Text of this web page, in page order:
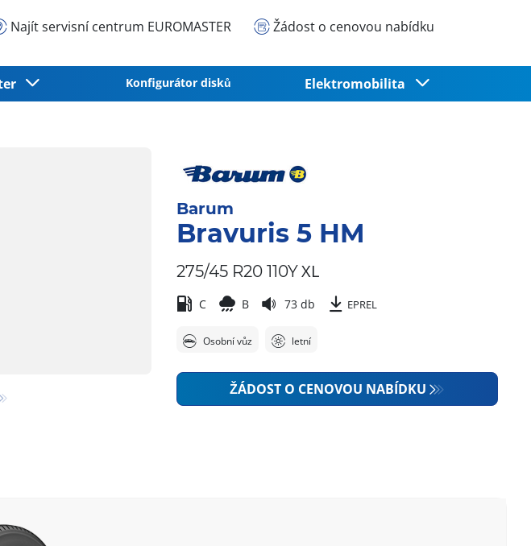
Najít servisní centrum EUROMASTER Žádost o cenovou nabídku
Konfigurátor disků Elektromobilita
Barum
Bravuris 5 HM
275/45 R20 110YXL
C B 73 db EPREL
Osobní vůz letní
ŽÁDOST O CENOVOU NABÍDKU